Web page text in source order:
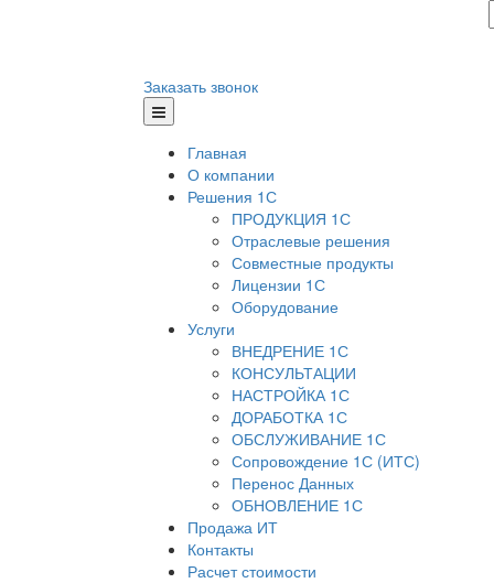
Заказать звонок
Главная
О компании
Решения 1С
ПРОДУКЦИЯ 1С
Отраслевые решения
Совместные продукты
Лицензии 1С
Оборудование
Услуги
ВНЕДРЕНИЕ 1С
КОНСУЛЬТАЦИИ
НАСТРОЙКА 1С
ДОРАБОТКА 1С
ОБСЛУЖИВАНИЕ 1С
Сопровождение 1С (ИТС)
Перенос Данных
ОБНОВЛЕНИЕ 1С
Продажа ИТ
Контакты
Расчет стоимости